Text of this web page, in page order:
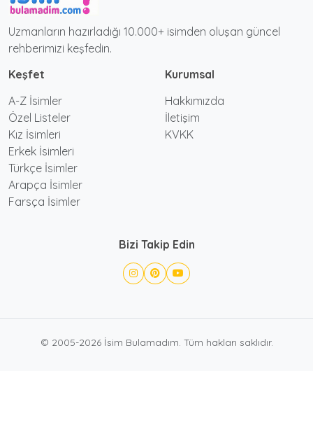
Uzmanların hazırladığı 10.000+ isimden oluşan güncel
rehberimizi keşfedin.
Keşfet
A-Z İsimler
Özel Listeler
Kız İsimleri
Erkek İsimleri
Türkçe İsimler
Arapça İsimler
Farsça İsimler
Kurumsal
Hakkımızda
İletişim
KVKK
Bizi Takip Edin
© 2005-2026 İsim Bulamadım. Tüm hakları saklıdır.